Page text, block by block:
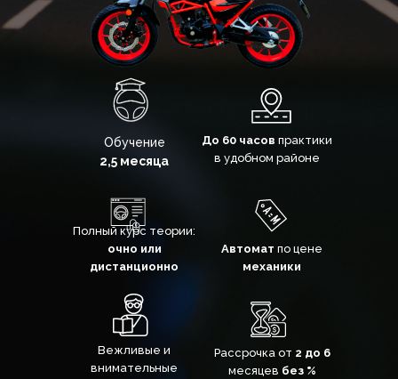
Вежливые и
внимательные
Рассрочка от 2 до 6
месяцев без %
Автомат по цене
механики
Полный курс теории:
очно или
дистанционно
Обучение
2,5 месяца
До 60 часов практики
в удобном районе
Написать в WhatsApp
Написать в Telegram